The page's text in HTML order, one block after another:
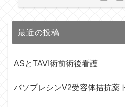
最近の投稿
ASとTAVI術前術後看護
バソプレシンV2受容体拮抗薬